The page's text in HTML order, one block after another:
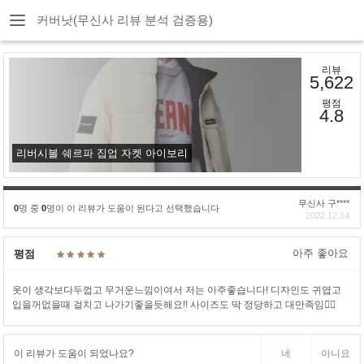
커버낫(무신사 리뷰 분석 검증용)
리버시블 쉐르파 집업 자켓 아이보리
리뷰
5,622
평점
4.8
0명 중 0명이 이 리뷰가 도움이 된다고 선택했습니다
무신사 구****
2022.12.14
평점 아주 좋아요
옷이 생각보다두껍고 무거운느낌이여서 저는 아주좋습니다! 디자인도 귀엽고
입을꺼없을때 걸치고 나가기좋을듯해요!! 사이즈도 딱 정당하고 대만족임👍🏻
이 리뷰가 도움이 되었나요? 네 아니요